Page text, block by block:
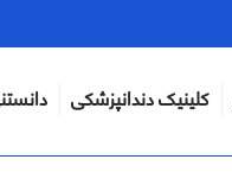
کلینیک دندانپزشکی